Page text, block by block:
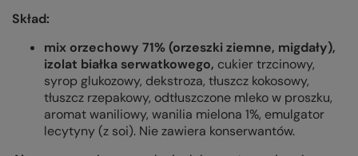
Skład:
mix orzechowy 71% (orzeszki ziemne, migdały),
izolat białka serwatkowego, cukier trzcinowy,
syrop glukozowy, dekstroza, tłuszcz kokosowy,
tłuszcz rzepakowy, odtłuszczone mleko w proszku,
aromat waniliowy, wanilia mielona 1%, emulgator
lecytyny (z soi). Nie zawiera konserwantów.